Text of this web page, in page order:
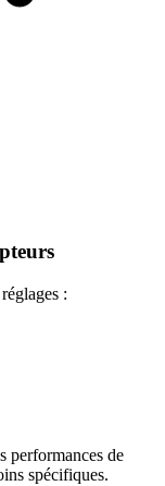
:
performances de
spécifiques.